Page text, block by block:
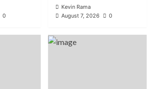
0
Kevin Rama
August 7, 2026
0